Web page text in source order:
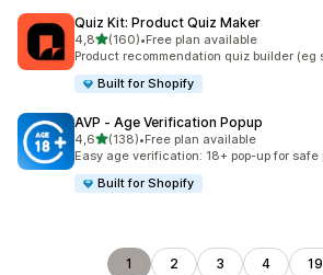
Quiz Kit: Product Quiz Maker
4,85 yıldız üzerinden
(160)
toplam 160 değerlendirme
•Free plan available
Product recommendation quiz builder (eg
Built for Shopify
AVP ‑ Age Verification Popup
4,65 yıldız üzerinden
(138)
toplam 138 değerlendirme
•Free plan available
Easy age verification: 18+ pop-up for
Built for Shopify
1 2 3 4 19